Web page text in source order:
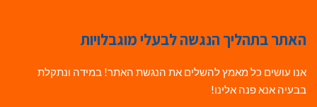
האתר בתהליך הנגשה לבעלי מוגבלויות
אנו עושים כל מאמץ להשלים את הנגשת האתר! במידה ונתקלת
בבעיה אנא פנה אלינו!